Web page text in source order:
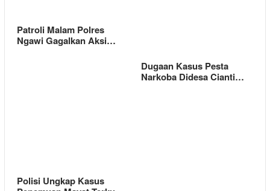
Patroli Malam Polres
Ngawi Gagalkan Aksi…
Dugaan Kasus Pesta
Narkoba Didesa Cianti…
Polisi Ungkap Kasus